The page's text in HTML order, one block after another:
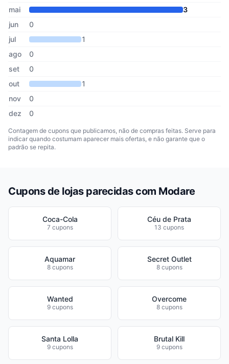
mai
3
jun
0
jul
1
ago
0
set
0
out
1
nov
0
dez
0
Contagem de cupons que publicamos, não de compras feitas. Serve para
indicar quando costumam aparecer mais ofertas, e não garante que o
padrão se repita.
Cupons de lojas parecidas com Modare
Coca-Cola
7 cupons
Céu de Prata
13 cupons
Aquamar
8 cupons
Secret Outlet
8 cupons
Wanted
9 cupons
Overcome
8 cupons
Santa Lolla
9 cupons
Brutal Kill
9 cupons